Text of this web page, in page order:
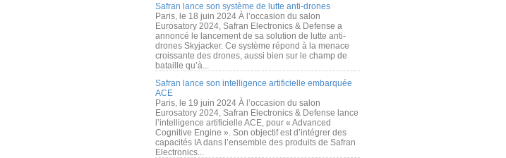
Safran lance son système de lutte anti-drones
Paris, le 18 juin 2024 À l’occasion du salon
Eurosatory 2024, Safran Electronics & Defense a
annoncé le lancement de sa solution de lutte anti-
drones Skyjacker. Ce système répond à la menace
croissante des drones, aussi bien sur le champ de
bataille qu’à...
Safran lance son intelligence artificielle embarquée
ACE
Paris, le 19 juin 2024 À l’occasion du salon
Eurosatory 2024, Safran Electronics & Defense lance
l’intelligence artificielle ACE, pour « Advanced
Cognitive Engine ». Son objectif est d’intégrer des
capacités IA dans l’ensemble des produits de Safran
Electronics...